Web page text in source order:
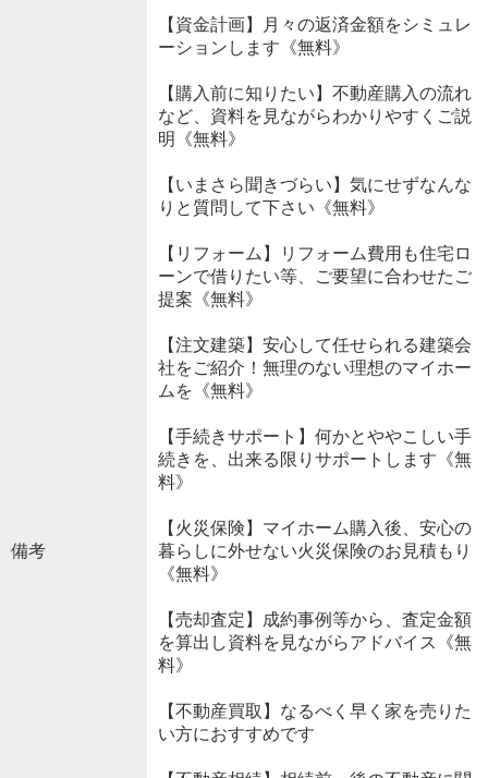
備考
【資金計画】月々の返済金額をシミュレ
ーションします《無料》
【購入前に知りたい】不動産購入の流れ
など、資料を見ながらわかりやすくご説
明《無料》
【いまさら聞きづらい】気にせずなんな
りと質問して下さい《無料》
【リフォーム】リフォーム費用も住宅ロ
ーンで借りたい等、ご要望に合わせたご
提案《無料》
【注文建築】安心して任せられる建築会
社をご紹介！無理のない理想のマイホー
ムを《無料》
【手続きサポート】何かとややこしい手
続きを、出来る限りサポートします《無
料》
【火災保険】マイホーム購入後、安心の
暮らしに外せない火災保険のお見積もり
《無料》
【売却査定】成約事例等から、査定金額
を算出し資料を見ながらアドバイス《無
料》
【不動産買取】なるべく早く家を売りた
い方におすすめです